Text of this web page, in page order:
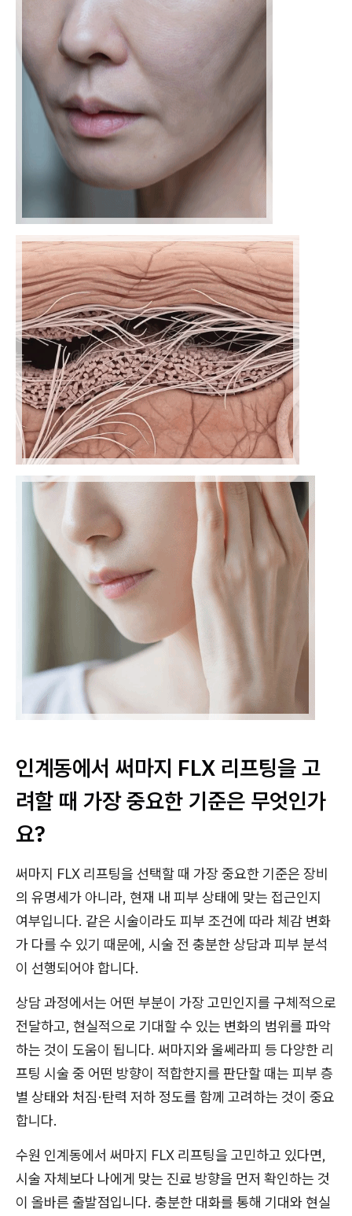
인계동에서 써마지 FLX 리프팅을 고
려할 때 가장 중요한 기준은 무엇인가
요?
써마지 FLX 리프팅을 선택할 때 가장 중요한 기준은 장비
의 유명세가 아니라, 현재 내 피부 상태에 맞는 접근인지
여부입니다. 같은 시술이라도 피부 조건에 따라 체감 변화
가 다를 수 있기 때문에, 시술 전 충분한 상담과 피부 분석
이 선행되어야 합니다.
상담 과정에서는 어떤 부분이 가장 고민인지를 구체적으로
전달하고, 현실적으로 기대할 수 있는 변화의 범위를 파악
하는 것이 도움이 됩니다. 써마지와 울쎄라피 등 다양한 리
프팅 시술 중 어떤 방향이 적합한지를 판단할 때는 피부 층
별 상태와 처짐·탄력 저하 정도를 함께 고려하는 것이 중요
합니다.
수원 인계동에서 써마지 FLX 리프팅을 고민하고 있다면,
시술 자체보다 나에게 맞는 진료 방향을 먼저 확인하는 것
이 올바른 출발점입니다. 충분한 대화를 통해 기대와 현실